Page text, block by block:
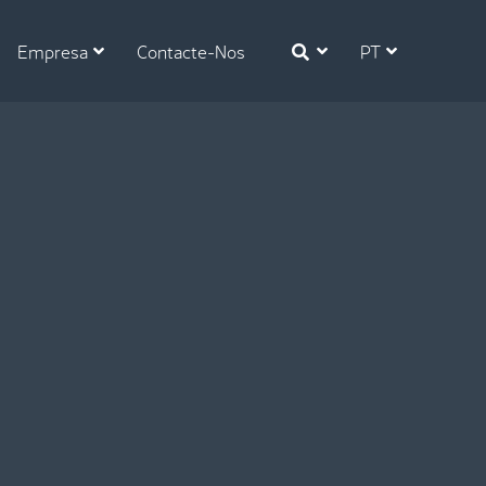
Empresa Contacte-Nos PT